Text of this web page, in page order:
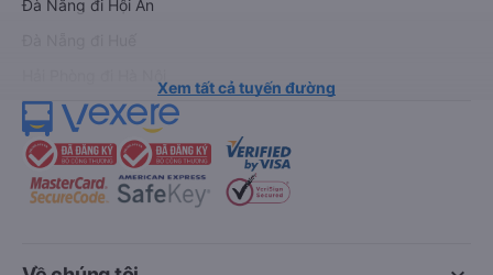
Đà Nẵng đi Hội An
Xem tất cả tuyến đường